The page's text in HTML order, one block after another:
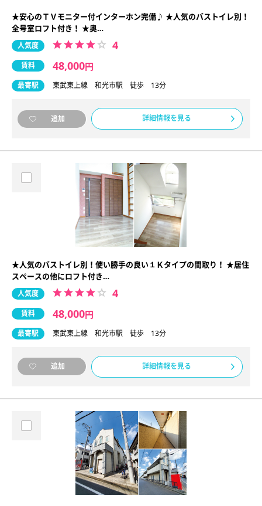
★安心のＴＶモニター付インターホン完備♪ ★人気のバストイレ別！
全号室ロフト付き！ ★奥…
人気度 4
賃料 48,000円
最寄駅 東武東上線 和光市駅 徒歩 13分
追加 詳細情報を見る
★人気のバストイレ別！使い勝手の良い１Ｋタイプの間取り！ ★居住
スペースの他にロフト付き…
人気度 4
賃料 48,000円
最寄駅 東武東上線 和光市駅 徒歩 13分
追加 詳細情報を見る